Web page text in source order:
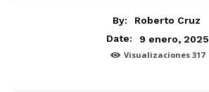
By:
Roberto Cruz
Date:
9 enero, 2025
Visualizaciones 317